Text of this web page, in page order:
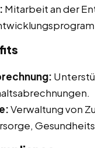
Mitarbeit an der
Verwaltung von